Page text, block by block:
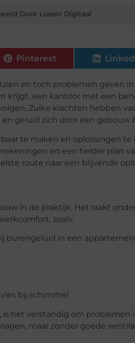
Door Losser Digitaal
Pinterest
en toch problemen geven
krijgt, een kantoor met een
Zulke klachten hebben
geluid zich door een gebouw
te maken en oplossingen
en een helder plan
route naar een blijvende
in de praktijk. Het raakt
zoals:
burengeluid in een
bij schimmel
het verstandig om problemen
maar zonder goede